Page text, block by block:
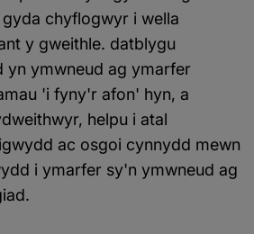
chyflogwyr i wella
y gweithle. datblygu
yn ymwneud ag ymarfer
'i fyny'r afon' hyn, a
helpu i atal
ac osgoi cynnydd mewn
i ymarfer sy'n ymwneud ag